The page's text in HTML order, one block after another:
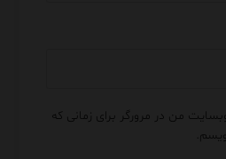
من در مرورگر برای زمانی که